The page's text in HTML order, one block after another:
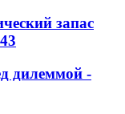
запас
дилеммой -